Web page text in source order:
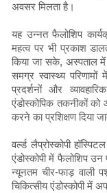
अवसर मिलता है।
यह उन्नत फैलोशिप
महत्व पर भी प्रकाश
किया जा सके, अस्पताल
समग्र स्वास्थ्य
प्रदर्शनों और
एंडोस्कोपिक तकनीकों को
करने का प्रशिक्षण दिया
वर्ल्ड लैप्रोस्कोपी
एंडोस्कोपी में फैलोशिप
न्यूनतम चीर-फाड़ वाली
चिकित्सीय एंडोस्कोपी में